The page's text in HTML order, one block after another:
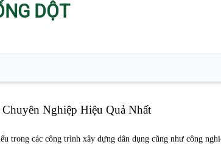
DỘT
Nghiệp Hiệu Quả Nhất
trong các công trình xây dựng dân dụng cũng như công